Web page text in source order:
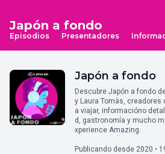
Japón a fondo
Episodios Presentadores
Japón a fondo
Descubre Japón a fondo
y Laura Tomàs, creadores
a viajar, informacióno
d, gastronomía y mucho
xperience Amazing.
Publicando desde 2020 •